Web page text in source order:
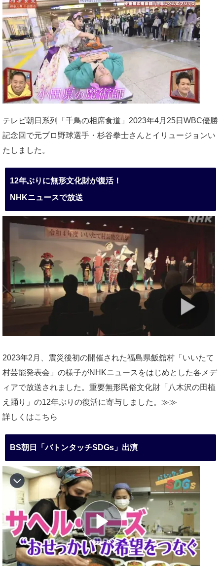
テレビ朝日系列「千鳥の相席食道」2023年4月25日WBC優勝
記念回で元プロ野球選手・杉谷拳士さんとイリュージョンい
たしました。
12年ぶりに無形文化財が復活！
NHKニュースで放送
2023年2月、震災後初の開催された福島県飯舘村「いいたて
村芸能発表会」の様子がNHKニュースをはじめとした各メデ
ィアで放送されました。重要無形民俗文化財「八木沢の田植
え踊り」の12年ぶりの復活に寄与しました。≫≫
詳しくはこちら
BS朝日「バトンタッチSDGs」出演